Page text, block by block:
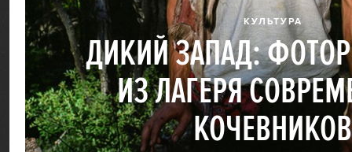
КУЛЬТУРА
ДИКИЙ ЗАПАД:
ИЗ ЛАГЕРЯ
КОЧЕВНИКОВ